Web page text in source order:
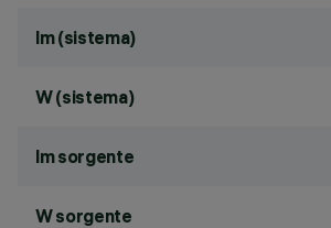
lm (sistema)
W (sistema)
lm sorgente
W sorgente